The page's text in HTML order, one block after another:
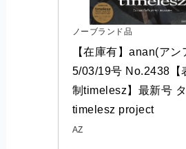
ノーブランド品
【在庫有】anan(アン
5/03/19号 No.2438【
制timelesz】最新号
timelesz project
AZ